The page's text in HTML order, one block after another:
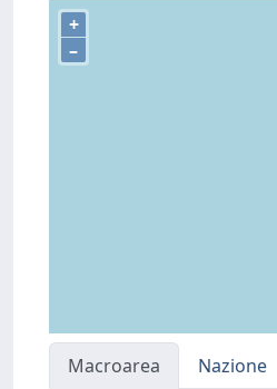
+
–
Macroarea Nazione